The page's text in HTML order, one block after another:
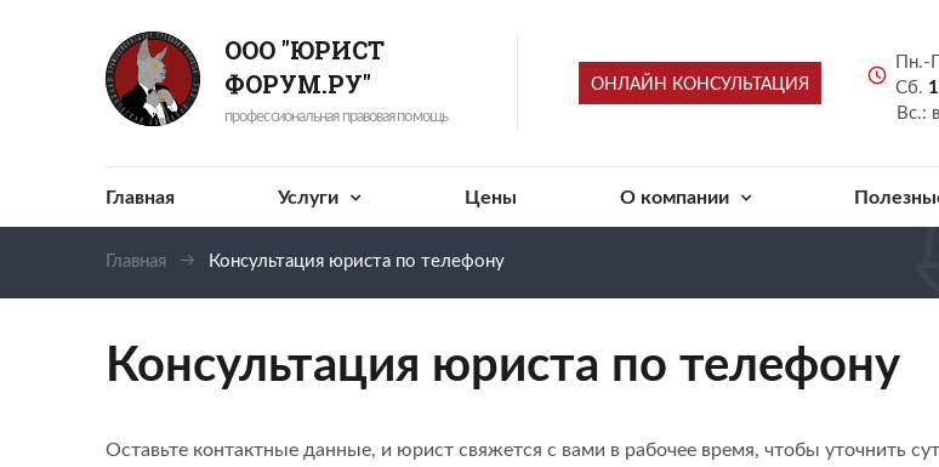
ООО "ЮРИСТ
ФОРУМ.РУ"
профессиональная правовая помощь
ОНЛАЙН КОНСУЛЬТАЦИЯ
Пн.-
Сб.
Вс.:
Главная Услуги Цены О компании
Главная Консультация юриста по телефону
Консультация юриста по телефону
Оставьте контактные данные, и юрист свяжется с вами в рабочее время, чтобы уточнить